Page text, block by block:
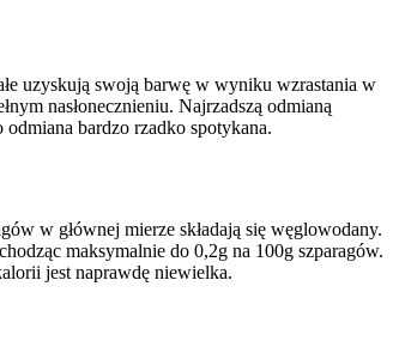
uzyskują swoją barwę w wyniku wzrastania w
nasłonecznieniu. Najrzadszą odmianą
bardzo rzadko spotykana.
w głównej mierze składają się węglowodany.
maksymalnie do 0,2g na 100g szparagów.
jest naprawdę niewielka.